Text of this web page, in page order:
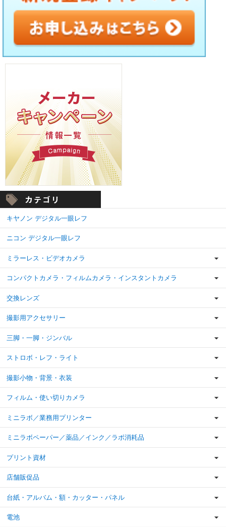
キヤノン デジタル一眼レフ
ニコン デジタル一眼レフ
ミラーレス・ビデオカメラ
コンパクトカメラ・フィルムカメラ・インスタントカメラ
交換レンズ
撮影用アクセサリー
三脚・一脚・ジンバル
ストロボ・レフ・ライト
撮影小物・背景・衣装
フィルム・使い切りカメラ
ミニラボ／業務用プリンター
ミニラボペーパー／薬品／インク／ラボ消耗品
プリント資材
店舗販促品
台紙・アルバム・額・カッター・パネル
電池